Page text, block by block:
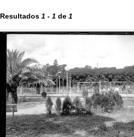
Resultados 1 - 1 de 1